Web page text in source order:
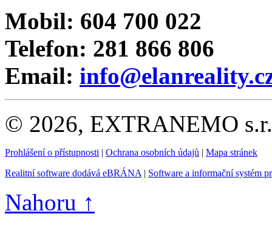
Mobil: 604 700 022
Telefon: 281 866 806
Email:
© 2026, EXTRANEMO
Prohlášení o přístupnosti | Ochrana osobních údajů | Mapa stránek
Realitní software dodává eBRÁNA| Software a informační systém
Nahoru ↑